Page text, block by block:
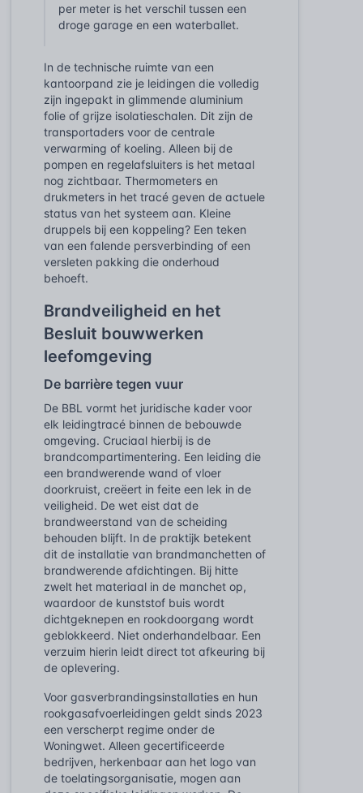
per meter is het verschil tussen een
droge garage en een waterballet.
In de technische ruimte van een
kantoorpand zie je leidingen die volledig
zijn ingepakt in glimmende aluminium
folie of grijze isolatieschalen. Dit zijn de
transportaders voor de centrale
verwarming of koeling. Alleen bij de
pompen en regelafsluiters is het metaal
nog zichtbaar. Thermometers en
drukmeters in het tracé geven de actuele
status van het systeem aan. Kleine
druppels bij een koppeling? Een teken
van een falende persverbinding of een
versleten pakking die onderhoud
behoeft.
Brandveiligheid en het
Besluit bouwwerken
leefomgeving
De barrière tegen vuur
De BBL vormt het juridische kader voor
elk leidingtracé binnen de bebouwde
omgeving. Cruciaal hierbij is de
brandcompartimentering. Een leiding die
een brandwerende wand of vloer
doorkruist, creëert in feite een lek in de
veiligheid. De wet eist dat de
brandweerstand van de scheiding
behouden blijft. In de praktijk betekent
dit de installatie van brandmanchetten of
brandwerende afdichtingen. Bij hitte
zwelt het materiaal in de manchet op,
waardoor de kunststof buis wordt
dichtgeknepen en rookdoorgang wordt
geblokkeerd. Niet onderhandelbaar. Een
verzuim hierin leidt direct tot afkeuring bij
de oplevering.
Voor gasverbrandingsinstallaties en hun
rookgasafvoerleidingen geldt sinds 2023
een verscherpt regime onder de
Woningwet. Alleen gecertificeerde
bedrijven, herkenbaar aan het logo van
de toelatingsorganisatie, mogen aan